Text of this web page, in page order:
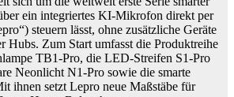
ein integriertes KI-Mikrofon direkt per
steuern lässt, ohne zusätzliche Geräte
Hubs. Zum Start umfasst die Produktreihe
TB1-Pro, die LED-Streifen S1-Pro
Neonlicht N1-Pro sowie die smarte
ihnen setzt Lepro neue Maßstäbe für